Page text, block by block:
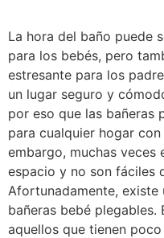
La hora del baño puede
para los bebés, pero
estresante para los
un lugar seguro y
por eso que las bañeras
para cualquier hogar
embargo, muchas veces
espacio y no son fáciles
Afortunadamente, existe
bañeras bebé plegables.
aquellos que tienen